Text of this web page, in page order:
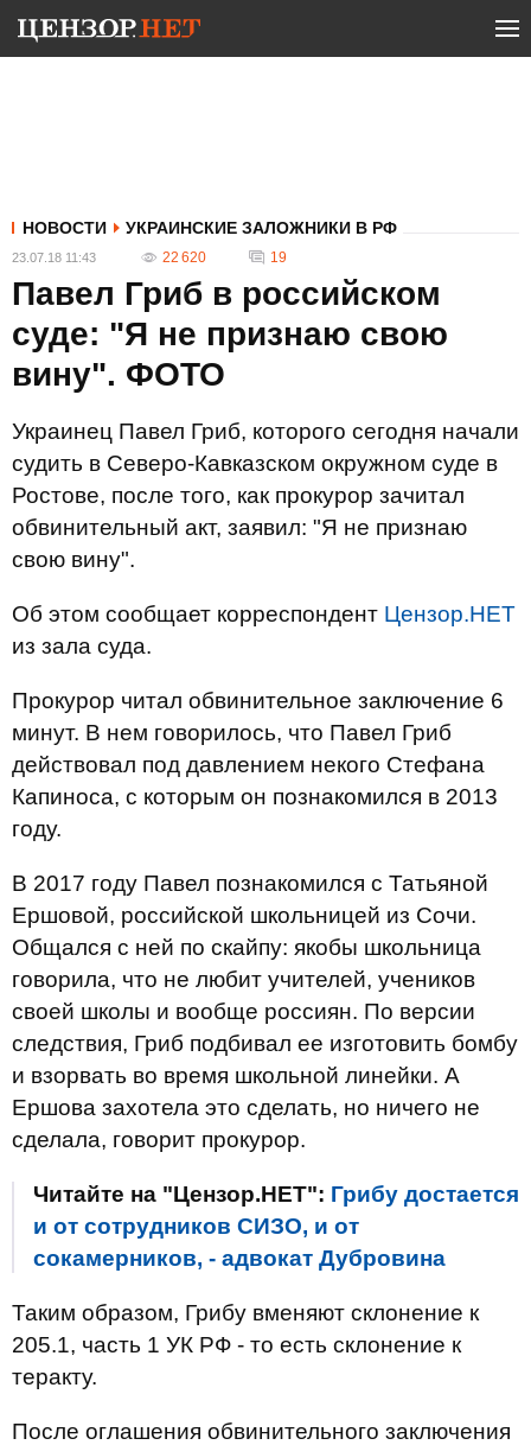
НОВОСТИ УКРАИНСКИЕ ЗАЛОЖНИКИ В РФ
23.07.18 11:43 22 620 19
Павел Гриб в российском
суде: "Я не признаю свою
вину". ФОТО
Украинец Павел Гриб, которого сегодня начали
судить в Северо-Кавказском окружном суде в
Ростове, после того, как прокурор зачитал
обвинительный акт, заявил: "Я не признаю
свою вину".
Об этом сообщает корреспондент Цензор.НЕТ
из зала суда.
Прокурор читал обвинительное заключение 6
минут. В нем говорилось, что Павел Гриб
действовал под давлением некого Стефана
Капиноса, с которым он познакомился в 2013
году.
В 2017 году Павел познакомился с Татьяной
Ершовой, российской школьницей из Сочи.
Общался с ней по скайпу: якобы школьница
говорила, что не любит учителей, учеников
своей школы и вообще россиян. По версии
следствия, Гриб подбивал ее изготовить бомбу
и взорвать во время школьной линейки. А
Ершова захотела это сделать, но ничего не
сделала, говорит прокурор.
Читайте на "Цензор.НЕТ": Грибу достается
и от сотрудников СИЗО, и от
сокамерников, - адвокат Дубровина
Таким образом, Грибу вменяют склонение к
205.1, часть 1 УК РФ - то есть склонение к
теракту.
После оглашения обвинительного заключения